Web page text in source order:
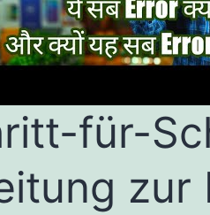
für-
zur